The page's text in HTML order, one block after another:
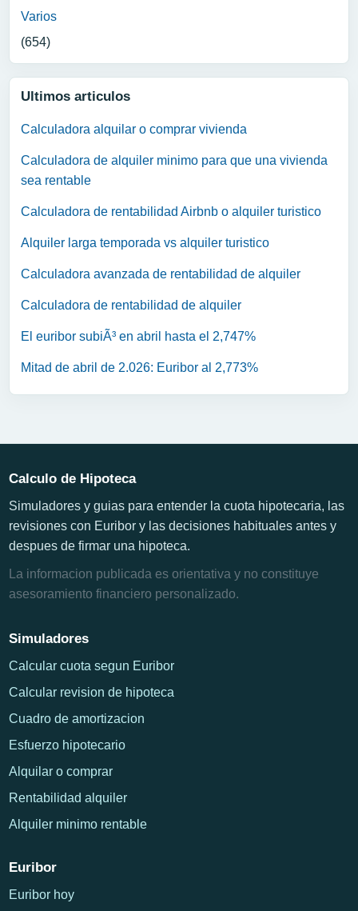
Varios
(654)
Ultimos articulos
Calculadora alquilar o comprar vivienda
Calculadora de alquiler minimo para que una vivienda
sea rentable
Calculadora de rentabilidad Airbnb o alquiler turistico
Alquiler larga temporada vs alquiler turistico
Calculadora avanzada de rentabilidad de alquiler
Calculadora de rentabilidad de alquiler
El euribor subiÃ³ en abril hasta el 2,747%
Mitad de abril de 2.026: Euribor al 2,773%
Calculo de Hipoteca
Simuladores y guias para entender la cuota hipotecaria, las
revisiones con Euribor y las decisiones habituales antes y
despues de firmar una hipoteca.
La informacion publicada es orientativa y no constituye
asesoramiento financiero personalizado.
Simuladores
Calcular cuota segun Euribor
Calcular revision de hipoteca
Cuadro de amortizacion
Esfuerzo hipotecario
Alquilar o comprar
Rentabilidad alquiler
Alquiler minimo rentable
Euribor
Euribor hoy